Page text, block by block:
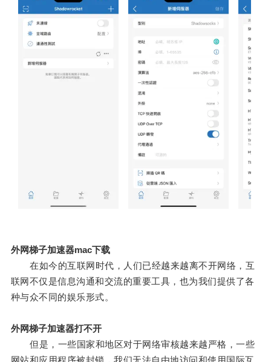
外网梯子加速器mac下载
在如今的互联网时代，人们已经越来越离不开网络，互
联网不仅是信息沟通和交流的重要工具，也为我们提供了各
种与众不同的娱乐形式。
外网梯子加速器打不开
但是，一些国家和地区对于网络审核越来越严格，一些